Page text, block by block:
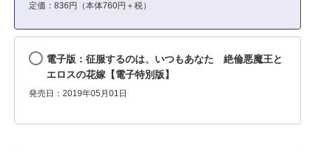
定価：836円（本体760円＋税）
電子版：征服するのは、いつもあなた 絶倫悪魔王と
エロスの花嫁【電子特別版】
発売日：2019年05月01日